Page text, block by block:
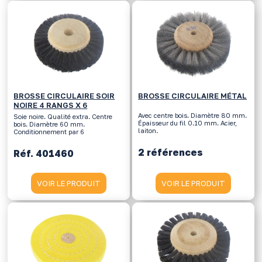
BROSSE CIRCULAIRE SOIR
NOIRE 4 RANGS X 6
Soie noire. Qualité extra. Centre
bois. Diamètre 60 mm.
Conditionnement par 6
Réf. 401460
VOIR LE PRODUIT
BROSSE CIRCULAIRE MÉTAL
Avec centre bois. Diamètre 80 mm.
Épaisseur du fil 0.10 mm. Acier,
laiton.
2 références
VOIR LE PRODUIT